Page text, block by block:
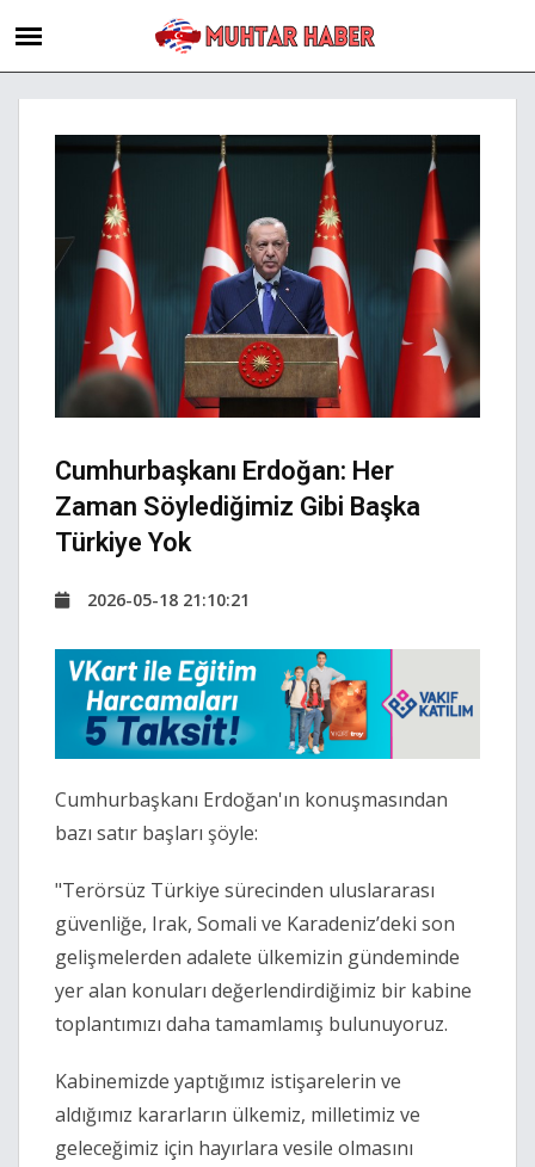
Cumhurbaşkanı Erdoğan: Her
Zaman Söylediğimiz Gibi Başka
Türkiye Yok
2026-05-18 21:10:21
Cumhurbaşkanı Erdoğan'ın konuşmasından
bazı satır başları şöyle:
"Terörsüz Türkiye sürecinden uluslararası
güvenliğe, Irak, Somali ve Karadeniz’deki son
gelişmelerden adalete ülkemizin gündeminde
yer alan konuları değerlendirdiğimiz bir kabine
toplantımızı daha tamamlamış bulunuyoruz.
Kabinemizde yaptığımız istişarelerin ve
aldığımız kararların ülkemiz, milletimiz ve
geleceğimiz için hayırlara vesile olmasını